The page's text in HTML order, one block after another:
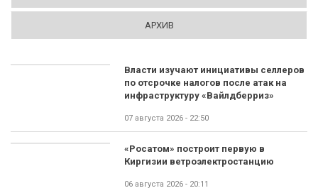
АРХИВ
Власти изучают инициативы селлеров
по отсрочке налогов после атак на
инфраструктуру «Вайлдберриз»
07 августа 2026 - 22:50
«Росатом» построит первую в
Киргизии ветроэлектростанцию
06 августа 2026 - 20:11